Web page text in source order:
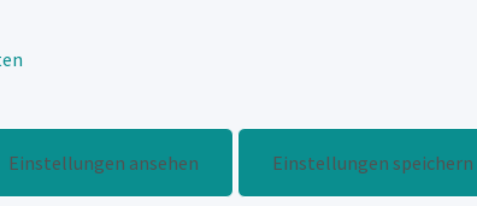
Einstellungen ansehen Einstellungen speichern